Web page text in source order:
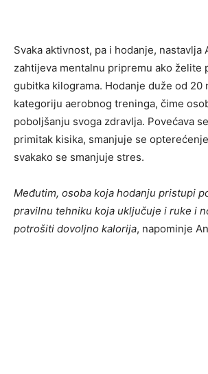
Svaka aktivnost, pa i hodanje, nastavlja
zahtijeva mentalnu pripremu ako želite
gubitka kilograma. Hodanje duže od 20
kategoriju aerobnog treninga, čime
poboljšanju svoga zdravlja. Povećava
primitak kisika, smanjuje se
svakako se smanjuje stres.
Međutim, osoba koja hodanju pristupi
pravilnu tehniku koja uključuje i ruke i
potrošiti dovoljno kalorija, napominje